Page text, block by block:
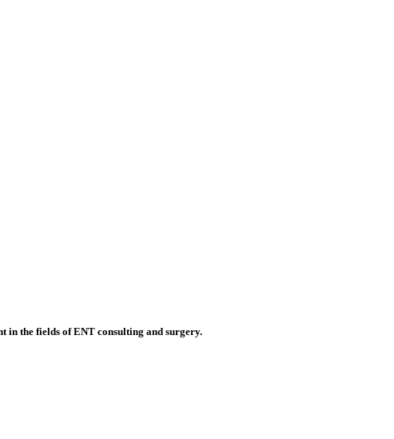
in the fields of ENT consulting and surgery.